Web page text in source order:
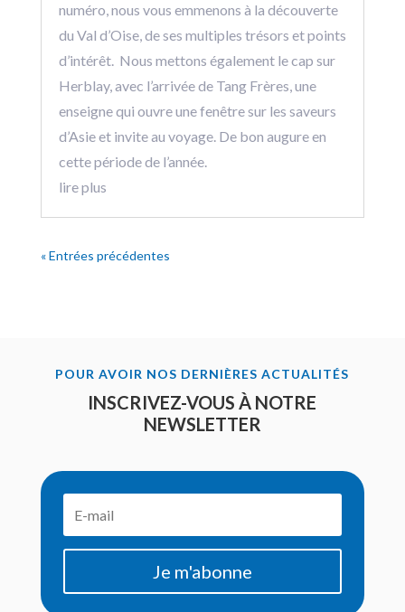
numéro, nous vous emmenons à la découverte
du Val d’Oise, de ses multiples trésors et points
d’intérêt. Nous mettons également le cap sur
Herblay, avec l’arrivée de Tang Frères, une
enseigne qui ouvre une fenêtre sur les saveurs
d’Asie et invite au voyage. De bon augure en
cette période de l’année.
lire plus
« Entrées précédentes
POUR AVOIR NOS DERNIÈRES ACTUALITÉS
INSCRIVEZ-VOUS À NOTRE
NEWSLETTER
Je m'abonne